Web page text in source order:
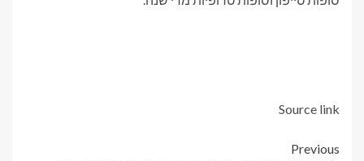
Source link
Post
Previous